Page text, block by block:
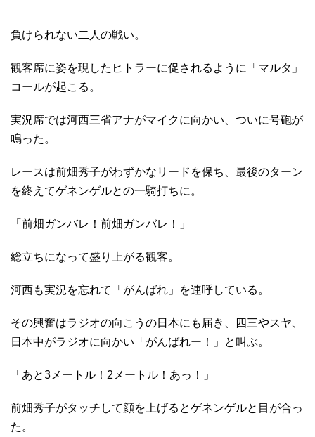
負けられない二人の戦い。
観客席に姿を現したヒトラーに促されるように「マルタ」
コールが起こる。
実況席では河西三省アナがマイクに向かい、ついに号砲が
鳴った。
レースは前畑秀子がわずかなリードを保ち、最後のターン
を終えてゲネンゲルとの一騎打ちに。
「前畑ガンバレ！前畑ガンバレ！」
総立ちになって盛り上がる観客。
河西も実況を忘れて「がんばれ」を連呼している。
その興奮はラジオの向こうの日本にも届き、四三やスヤ、
日本中がラジオに向かい「がんばれー！」と叫ぶ。
「あと3メートル！2メートル！あっ！」
前畑秀子がタッチして顔を上げるとゲネンゲルと目が合っ
た。